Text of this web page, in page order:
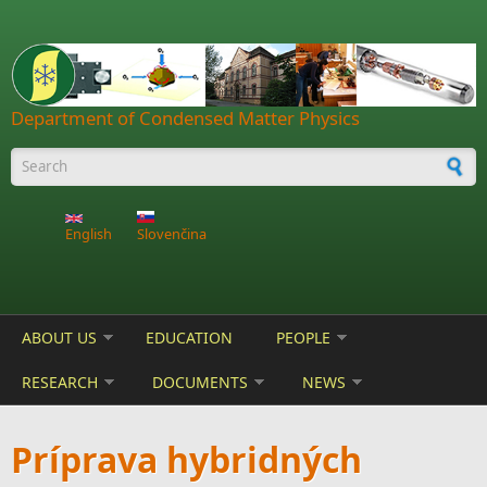
Department of Condensed Matter Physics
Search form
English Slovenčina
ABOUT US EDUCATION PEOPLE
RESEARCH DOCUMENTS NEWS
Príprava hybridných